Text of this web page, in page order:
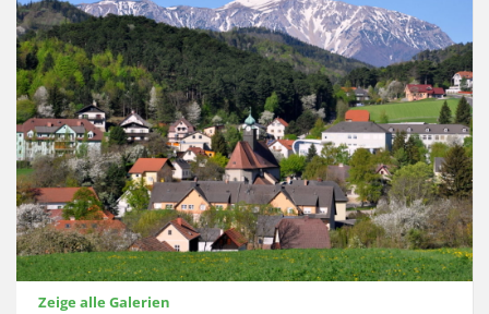
Zeige alle Galerien